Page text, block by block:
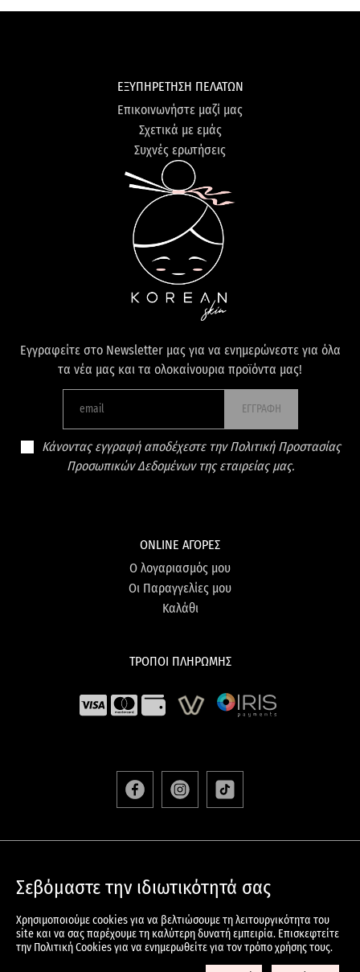
Σεβόμαστε την ιδιωτικότητά σας
Χρησιμοποιούμε cookies για να βελτιώσουμε τη λειτουργικότητα του
site και να σας παρέχουμε τη καλύτερη δυνατή εμπειρία. Επισκεφτείτε
την Πολιτική Cookies για να ενημερωθείτε για τον τρόπο χρήσης τους.
ΕΞΥΠΗΡΕΤΗΣΗ ΠΕΛΑΤΩΝ
Επικοινωνήστε μαζί μας
Σχετικά με εμάς
Συχνές ερωτήσεις
Εγγραφείτε στο Newsletter μας για να ενημερώνεστε για όλα
τα νέα μας και τα ολοκαίνουρια προϊόντα μας!
ΕΓΓΡΑΦΗ
Κάνοντας εγγραφή αποδέχεστε την Πολιτική Προστασίας
Προσωπικών Δεδομένων της εταιρείας μας.
ONLINE ΑΓΟΡΕΣ
Ο λογαριασμός μου
Οι Παραγγελίες μου
Καλάθι
ΤΡΟΠΟΙ ΠΛΗΡΩΜΗΣ
ΟΡΟΙ & ΠΡΟΫΠΟΘΕΣΕΙΣ
ΠΟΛΙΤΙΚΗ COOKIES
© 2024 KOREANSKIN.GR All Rights Reserved – Developed And